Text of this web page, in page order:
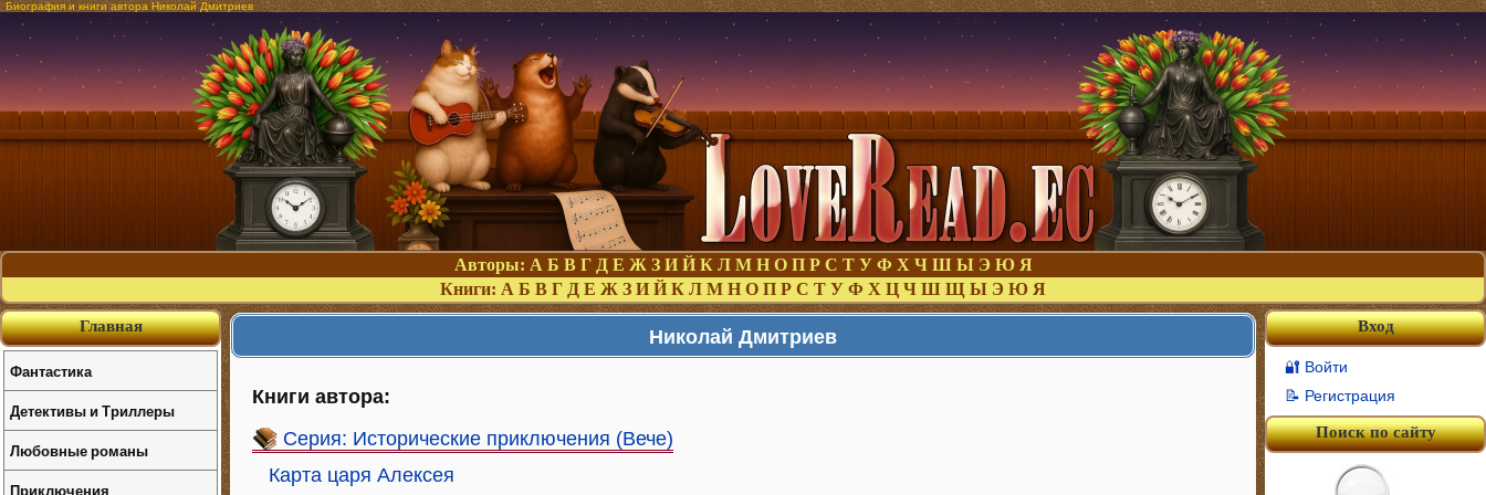
Биография и книги автора Николай Дмитриев
Авторы: А Б В Г Д Е Ж З И Й К Л М Н О П Р С Т У Ф Х Ч Ш Ы Э Ю Я
Книги: А Б В Г Д Е Ж З И Й К Л М Н О П Р С Т У Ф Х Ц Ч Ш Щ Ы Э Ю Я
Николай Дмитриев
Книги автора:
Серия: Исторические приключения (Вече)
Карта царя Алексея
Вход
🔐 Войти
📝 Регистрация
Поиск по сайту
Главная
Фантастика
Детективы и Триллеры
Любовные романы
Приключения